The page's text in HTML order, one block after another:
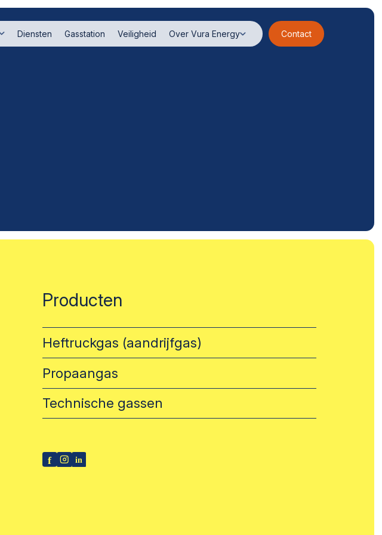
Diensten Gasstation Veiligheid Over Vura Energy Contact
Producten
Heftruckgas (aandrijfgas)
Propaangas
Technische gassen